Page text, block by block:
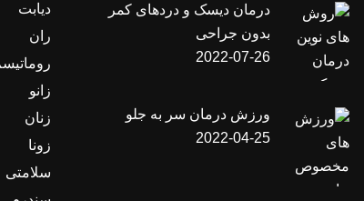
درمان دیسک و دردهای کمر
بدون جراحی
2022-07-26
ورزش درمان سر به جلو
2022-04-25
دیابت
ران
زانو
زنان
زونا
سلامتی